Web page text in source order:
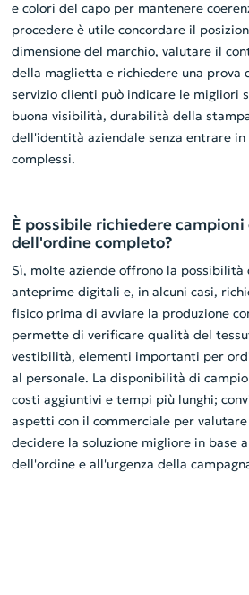
e colori del capo per mantenere
procedere è utile concordare il
dimensione del marchio, valutare il
della maglietta e richiedere una prova
servizio clienti può indicare le migliori
buona visibilità, durabilità della
dell'identità aziendale senza entrare
complessi.
È possibile richiedere
dell'ordine completo?
Sì, molte aziende offrono la possibilità
anteprime digitali e, in alcuni casi,
fisico prima di avviare la produzione
permette di verificare qualità del
vestibilità, elementi importanti per
al personale. La disponibilità di
costi aggiuntivi e tempi più lunghi;
aspetti con il commerciale per
decidere la soluzione migliore in base
dell'ordine e all'urgenza della